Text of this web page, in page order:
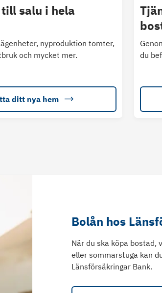
salu i hela
nyproduktion tomter,
och mycket mer.
ditt nya hem
du
Bolån hos
När du ska köpa bostad,
eller sommarstuga kan
Länsförsäkringar Bank.